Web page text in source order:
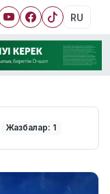
RU
Жазбалар: 1